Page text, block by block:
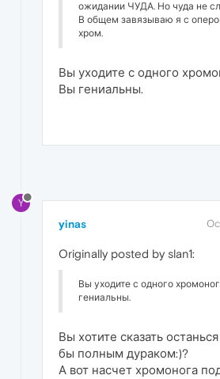
ожидании ЧУДА. Но чуда не
В общем завязываю я с
хром.
Вы уходите с одного
Вы гениальны.
Y
yinas
Originally posted by slan1:
Вы уходите с одного
гениальны.
Вы хотите сказать
бы полным дураком:)?
А вот насчет хромонога